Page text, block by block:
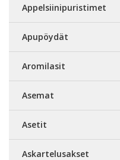
Appelsiinipuristimet
Apupöydät
Aromilasit
Asemat
Asetit
Askartelusakset